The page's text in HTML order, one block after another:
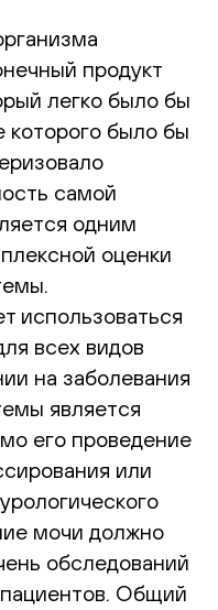
продукт
легко было бы
которого было бы
самой
одним
оценки
использоваться
всех видов
на заболевания
является
его проведение
или
мочи должно
обследований
пациентов. Общий